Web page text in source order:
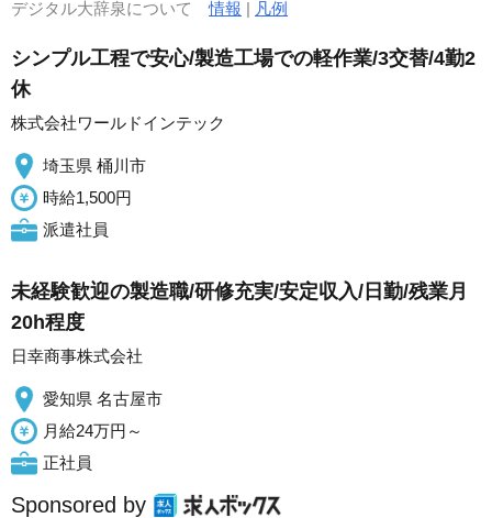
デジタル大辞泉について情報 | 凡例
シンプル工程で安心/製造工場での軽作業/3交替/4勤2
休
株式会社ワールドインテック
埼玉県 桶川市
時給1,500円
派遣社員
未経験歓迎の製造職/研修充実/安定収入/日勤/残業月
20h程度
日幸商事株式会社
愛知県 名古屋市
月給24万円～
正社員
Sponsored by